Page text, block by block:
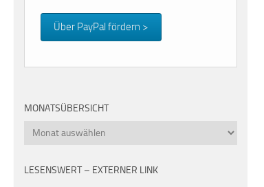
Über PayPal fördern >
MONATSÜBERSICHT
Monatsübersicht
LESENSWERT – EXTERNER LINK